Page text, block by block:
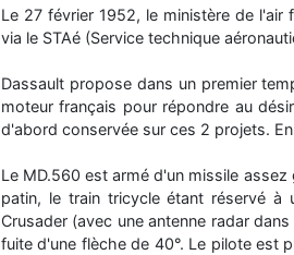
Le 27 février 1952, le ministère de
via le STAé (Service technique
Dassault propose dans un premier
moteur français pour répondre au
d'abord conservée sur ces 2 projets.
Le MD.560 est armé d'un missile
patin, le train tricycle étant réservé à
Crusader (avec une antenne radar
fuite d'une flèche de 40°. Le pilote est